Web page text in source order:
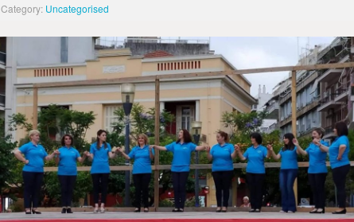
Category: Uncategorised